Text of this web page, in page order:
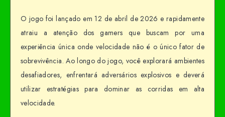
O jogo foi lançado em 12 de abril de 2026 e rapidamente
atraiu a atenção dos gamers que buscam por uma
experiência única onde velocidade não é o único fator de
sobrevivência. Ao longo do jogo, você explorará ambientes
desafiadores, enfrentará adversários explosivos e deverá
utilizar estratégias para dominar as corridas em alta
velocidade.